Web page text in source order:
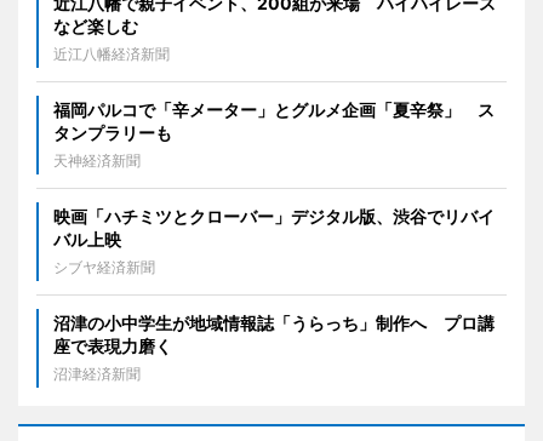
など楽しむ
近江八幡経済新聞
福岡パルコで「辛メーター」とグルメ企画「夏辛祭」 ス
タンプラリーも
天神経済新聞
映画「ハチミツとクローバー」デジタル版、渋谷でリバイ
バル上映
シブヤ経済新聞
沼津の小中学生が地域情報誌「うらっち」制作へ プロ講
座で表現力磨く
沼津経済新聞